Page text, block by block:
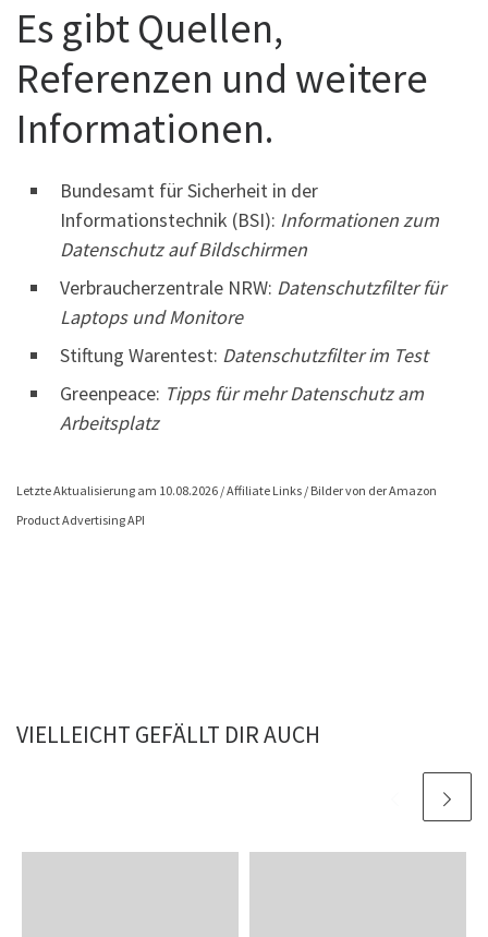
Es gibt Quellen,
Referenzen und weitere
Informationen.
Bundesamt für Sicherheit in der
Informationstechnik (BSI): Informationen zum
Datenschutz auf Bildschirmen
Verbraucherzentrale NRW: Datenschutzfilter für
Laptops und Monitore
Stiftung Warentest: Datenschutzfilter im Test
Greenpeace: Tipps für mehr Datenschutz am
Arbeitsplatz
Letzte Aktualisierung am 10.08.2026 / Affiliate Links / Bilder von der Amazon
Product Advertising API
VIELLEICHT GEFÄLLT DIR AUCH